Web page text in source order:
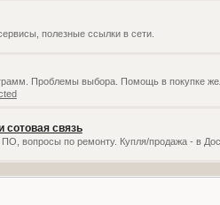
полезные ссылки в сети.
Проблемы выбора. Помощь в покупке
сотовая связь
вопросы по ремонту. Купля/продажа - в